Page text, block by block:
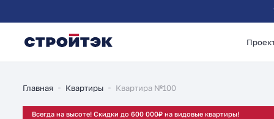
2-комнатная 54.42м²
Главная Квартиры Квартира №100
Всегда на высоте! Скидки до 600 000₽ на видовые квартиры!